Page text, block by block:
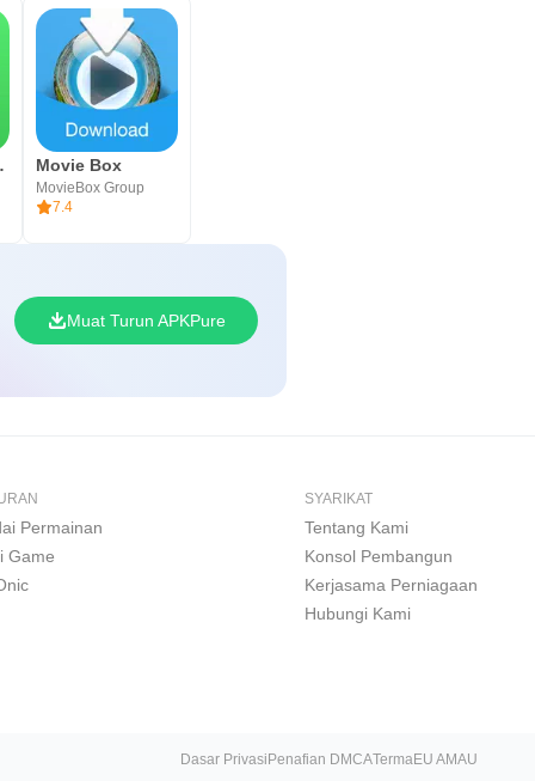
Movie Box
MovieBox Group
7.4
Muat Turun APKPure
Permainan
Game
SYARIKAT
Tentang Kami
Konsol Pembangun
Kerjasama Perniagaan
Hubungi Kami
Dasar PrivasiPenafian DMCATermaEU AMAU